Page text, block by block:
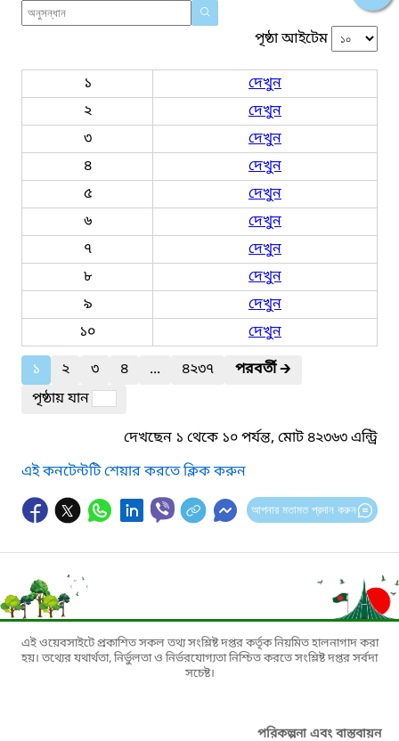
পৃষ্ঠা আইটেম
১
দেখুন
২
দেখুন
৩
দেখুন
৪
দেখুন
৫
দেখুন
৬
দেখুন
৭
দেখুন
৮
দেখুন
৯
দেখুন
১০
দেখুন
১
২ ৩ ৪ ... ৪২৩৭ পরবর্তী🡲
পৃষ্ঠায় যান
দেখছেন ১ থেকে ১০ পর্যন্ত, মোট ৪২৩৬৩ এন্ট্রি
এই কনটেন্টটি শেয়ার করতে ক্লিক করুন
আপনার মতামত প্রদান করুন
এই ওয়েবসাইটে প্রকাশিত সকল তথ্য সংশ্লিষ্ট দপ্তর কর্তৃক নিয়মিত হালনাগাদ করা
হয়। তথ্যের যথার্থতা, নির্ভুলতা ও নির্ভরযোগ্যতা নিশ্চিত করতে সংশ্লিষ্ট দপ্তর সর্বদা
সচেষ্ট।
পরিকল্পনা এবং বাস্তবায়ন